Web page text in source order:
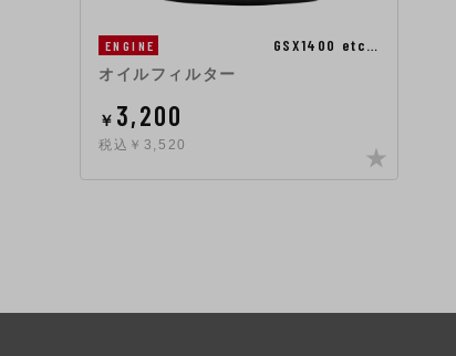
ENGINE GSX1400 etc…
オイルフィルター
￥ 3,200
税込￥3,520